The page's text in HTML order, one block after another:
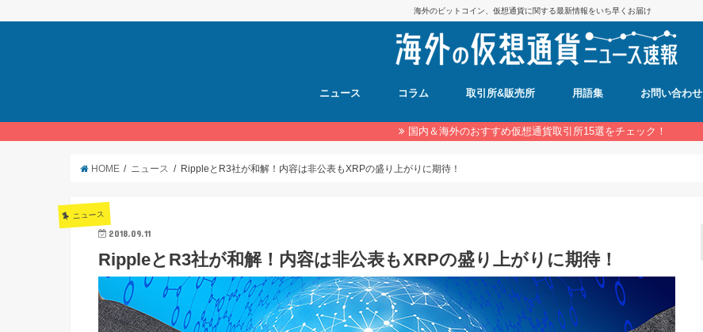
海外のビットコイン、仮想通貨に関する最新情報をいち早くお届け
ニュース コラム 取引所&販売所 用語集 お問い合わせ
国内＆海外のおすすめ仮想通貨取引所15選をチェック！
HOME ニュース RippleとR3社が和解！内容は非公表もXRPの盛り上がりに期待！
ニュース
2018.09.11
RippleとR3社が和解！内容は非公表もXRPの盛り上がりに期待！